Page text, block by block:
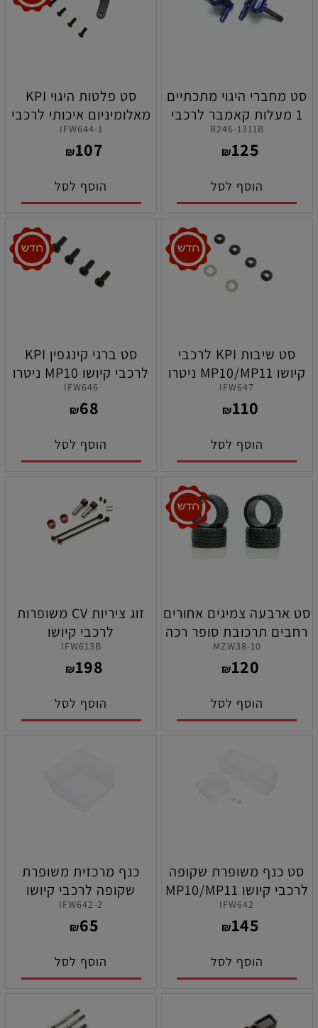
סט מחברי היגוי מתכתיים
1 מעלות קאמבר לרכבי
קיושו מיני-זי 2X4
R246-1311B
₪125
הוסף לסל
סט פלטות היגוי KPI
מאלומיניום איכותי לרכבי
IFW644-1
₪107
הוסף לסל
סט שיבות KPI לרכבי
קיושו MP10/MP11 ניטרו
וחשמל
IFW647
₪110
הוסף לסל
סט ברגי קינגפין KPI
לרכבי קיושו MP10 ניטרו
וחשמל
IFW646
₪68
הוסף לסל
סט ארבעה צמיגים אחורים
רחבים תרכובת סופר רכה
לקיושו מיני זי
MZW38-10
₪120
הוסף לסל
זוג ציריות CV משופרות
לרכבי קיושו
MP10/MP10E
IFW613B
₪198
הוסף לסל
סט כנף משופרת שקופה
לרכבי קיושו MP10/MP11
IFW642
₪145
הוסף לסל
כנף מרכזית משופרת
שקופה לרכבי קיושו
MP10/MP11
IFW642-2
₪65
הוסף לסל